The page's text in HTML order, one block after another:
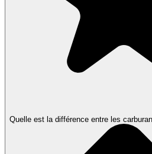
Quelle est la différence entre les